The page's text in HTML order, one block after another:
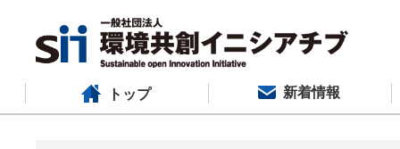
トップ 新着情報